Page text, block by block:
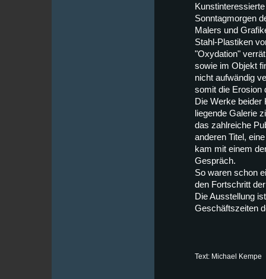
Sonntagmorgen
Malers und
Stahl-Plastiken
"Oxydation"
sowie im Objekt
nicht aufwändig
somit die Erosion
Die Werke beider
liegende Galerie
das zahlreiche
anderen Titel,
kam mit einem
Gespräch.
So waren schon
den Fortschritt
Die Ausstellung
Geschäftszeiten
Text: Michael Kempe